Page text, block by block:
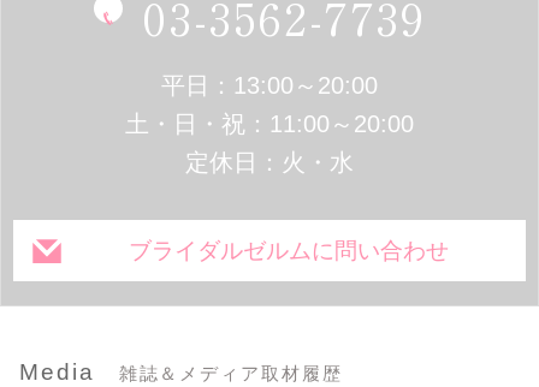
03-3562-7739
平日：13:00～20:00
土・日・祝：11:00～20:00
定休日：火・水
ブライダルゼルムに問い合わせ
Media 雑誌＆メディア取材履歴